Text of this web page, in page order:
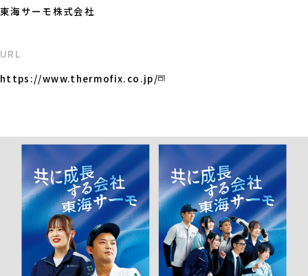
東海サーモ株式会社
URL
https://www.thermofix.co.jp/